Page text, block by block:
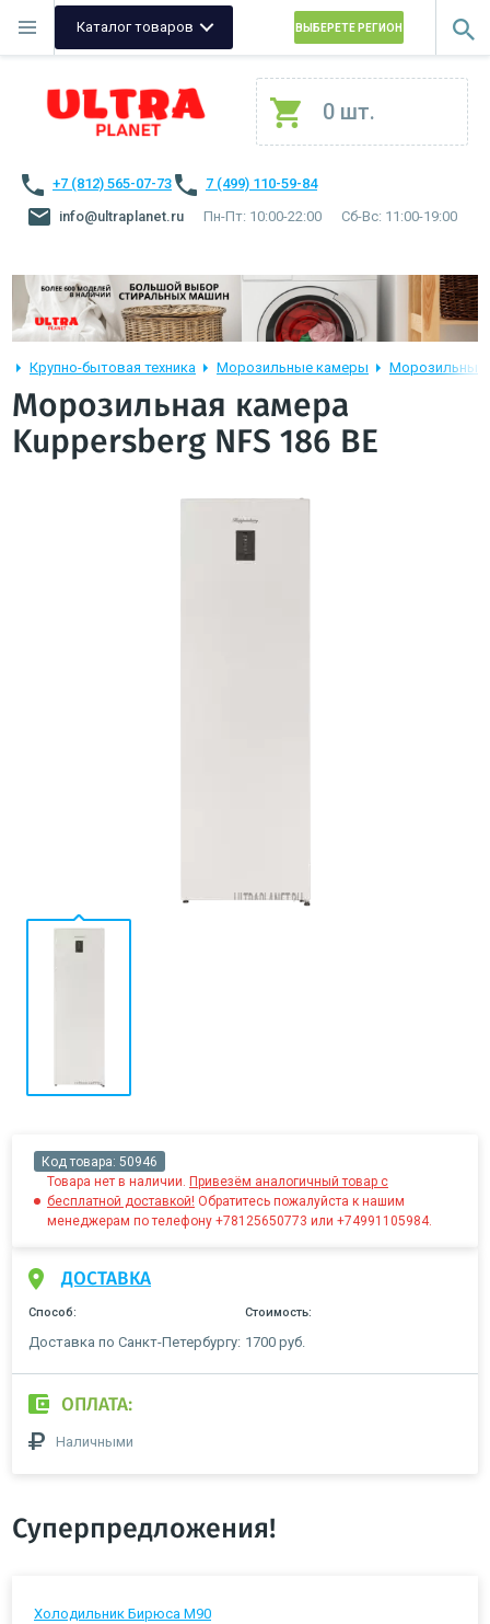
Каталог товаров ВЫБЕРЕТЕ РЕГИОН
0 шт.
+7 (812) 565-07-73
7 (499) 110-59-84
info@ultraplanet.ru
Пн-Пт: 10:00-22:00 Сб-Вс: 11:00-19:00
Крупно-бытовая техника Морозильные камеры Морозильные
Морозильная камера
Kuppersberg NFS 186 BE
Код товара: 50946
Товара нет в наличии. Привезём аналогичный товар с
бесплатной доставкой! Обратитесь пожалуйста к нашим
менеджерам по телефону +78125650773 или +74991105984.
ДОСТАВКА
Способ: Стоимость:
Доставка по Санкт-Петербургу: 1700 руб.
ОПЛАТА:
Наличными
Суперпредложения!
Холодильник Бирюса М90